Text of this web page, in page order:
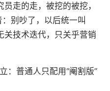
走的走，被挖的被挖，
别吵了，以后统一叫
关技术迭代，只关乎营销
：普通人只配用“阉割版”